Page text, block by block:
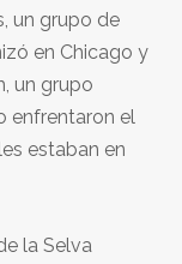
un grupo de
en Chicago y
un grupo
enfrentaron el
estaban en
la Selva